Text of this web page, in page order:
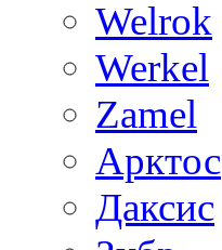
Welrok
Werkel
Zamel
Арктос
Даксис